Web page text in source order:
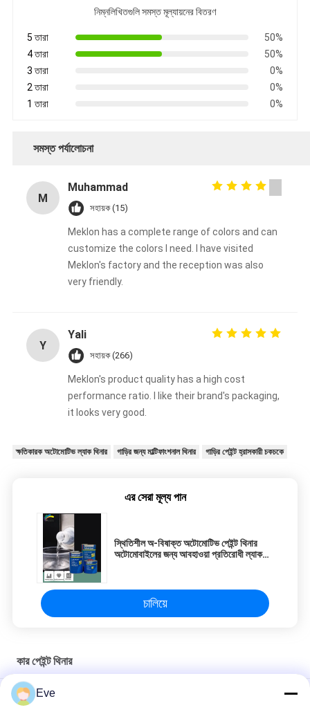
নিম্নলিখিতগুলি সমস্ত মূল্যায়নের বিতরণ
5 তারা
50%
4 তারা
50%
3 তারা
0%
2 তারা
0%
1 তারা
0%
সমস্ত পর্যালোচনা
M
Muhammad
সহায়ক (15)
Meklon has a complete range of colors and can
customize the colors I need. I have visited
Meklon's factory and the reception was also
very friendly.
Y
Yali
সহায়ক (266)
Meklon's product quality has a high cost
performance ratio. I like their brand's packaging,
it looks very good.
ক্ষতিকারক অটোমোটিভ ল্যাক থিনার গাড়ির জন্য মাল্টিফাংশনাল থিনার গাড়ির পেইন্ট হ্রাসকারী চকচকে
এর সেরা মূল্য পান
স্থিতিশীল অ-বিষাক্ত অটোমোটিভ পেইন্ট থিনার
অটোমোবাইলের জন্য আবহাওয়া প্রতিরোধী ল্যাক
চালিয়ে
কার পেইন্ট থিনার
আইএসও ওয়াটার-বেসড কার পেইন্ট থিনার মলদ প্রতিরোধী ব্যবহারিক এবং দক্ষ এবং দ্রুত
Eve